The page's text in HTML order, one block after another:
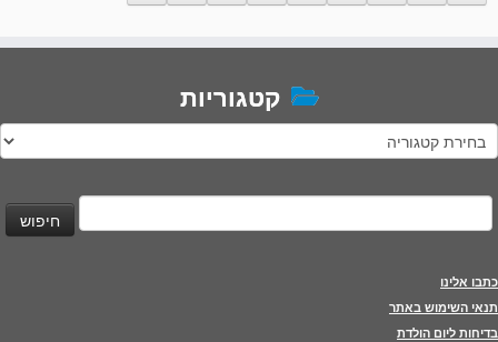
קטגוריות
קטגוריות
כתבו אלינו
תנאי השימוש באתר
בדיחות ליום הולדת